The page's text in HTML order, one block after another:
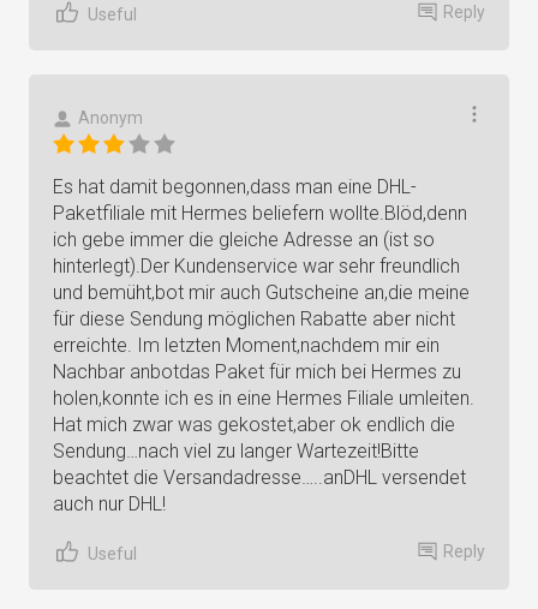
Useful Reply
Anonym
Es hat damit begonnen,dass man eine DHL-
Paketfiliale mit Hermes beliefern wollte.Blöd,denn
ich gebe immer die gleiche Adresse an (ist so
hinterlegt).Der Kundenservice war sehr freundlich
und bemüht,bot mir auch Gutscheine an,die meine
für diese Sendung möglichen Rabatte aber nicht
erreichte. Im letzten Moment,nachdem mir ein
Nachbar anbotdas Paket für mich bei Hermes zu
holen,konnte ich es in eine Hermes Filiale umleiten.
Hat mich zwar was gekostet,aber ok endlich die
Sendung…nach viel zu langer Wartezeit!Bitte
beachtet die Versandadresse…..anDHL versendet
auch nur DHL!
Useful Reply